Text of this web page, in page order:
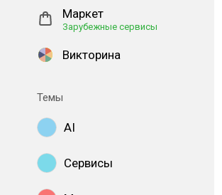
Маркет
Зарубежные сервисы
Викторина
Темы
AI
Сервисы